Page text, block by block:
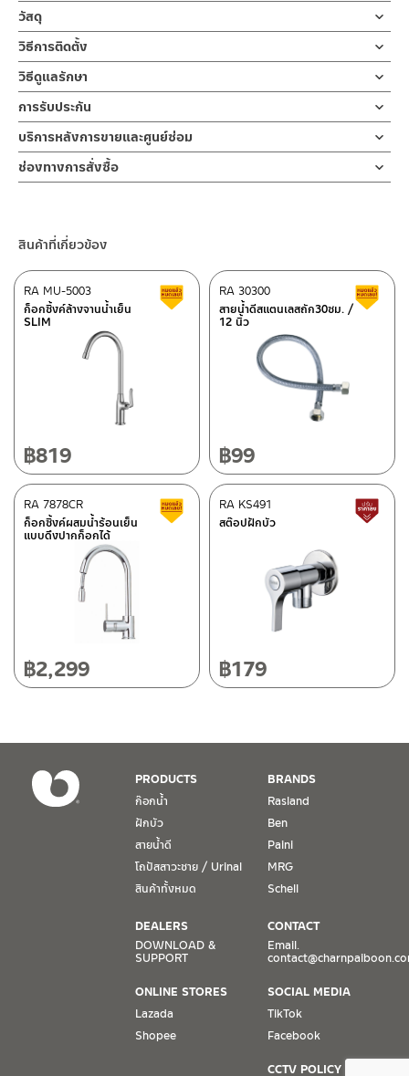
ก๊อกสำหรับอ่างซิงค์ ผลิตจากแสตนเลส 304 MATT BLACK / ดำ
ด้าน สีเท่ดีไซน์สวย รูปแบบคอสปริงคอก๊อกแบบงวงยาว
สวิงซ้าย-ขวาได้ มือจับเปิด-ปิดแบบโยกหน้าหลัง กดปุ่มเปลี่ยนน้ำได้ 2
ระบบ สเปรย์และอ่อนนุ่ม
รองรับการใช้งานสะดวกต่อการใช้งานในห้องครัว สามารถติดตั้งกับ
อ่างซิงค์มารตราฐานทั่วไป
รับประกันไส้วาล์วไม่รั่วซึม 10 ปี| RA BLACK-PREME
ดึงปากก๊อกได้ 40 ซม สามารถใช้ได้ทั้งระบบสเปรย์ฉีดล้าง และระบบอ่อน
นุ่ม ตัวล็อคแบบEasy Lock
วัสดุ
ผลิตจากแสตนเลส 304
หัวก๊อก ABS
วิธีการติดตั้ง
ข้อแนะนำในการติดตั้ง
ฝักบัว และ ชุดสายฉีดชำระ
สำหรับการติดตั้งใหม่ ให้ไล่ฝุ่น เศษทราย เศษท่อ ออกจากท่อน้ำก่อนติด
ตั้งสินค้า โดยปล่อยน้ำให้ไหลออกจากท่อนาน 1 นาที
เพื่อให้แรงน้ำพัดพาเศษละอองต่างๆ ออกจากท่อน้ำ มิเช่นนั้นสิ่งสกปรก
จะเข้าไปภายในสินค้าและสร้างความเสียหายได้
หากตรวจพบเศษละอองต่างๆในสินค้า จะไม่อยู่ในเงื่อนไขการรับประกัน
วิธีดูแลรักษา
คำแนะนำในการดูแลรักษาผลิตภัณฑ์
1. ไม่ทำสินค้าให้เกิดความเสียหายอื่น ๆ นอกจากการใช้งานปกติ เช่นไม่
ทำตก ไม่งัดหรือโยกสินค้าแรงๆ
2. ทำความสะอาดสินค้าโดยการใช้ผ้านุ่มๆชุบน้ำหมาดๆแล้วเช็ดให้แห้ง
3. ห้ามใช้สารเคมีที่มีฤทธิ์เป็นกรด ในการทำความสะอาด เนื่องจากผิว
บนตัวสินค้า ซึ่งจะสร้างความเสียหายให้เกิดขึ้นกับผิวของสินค้าได้
การรับประกัน
รับประกันไส้วาล์ว ไม่รั่วซึม 10 ปี
บริการหลังการขายและศูนย์ซ่อม
ช่องทางออนไลน์
– Email: contact@charnpaiboon.com
662/61-62 ถนน พระราม3 แขวงบางโพงพาง เขตยานนาวา กรุงเทพฯ
โทร: 02-358-0080 / 080-075-8668 / 091-545-0556
ศูนย์บริการและอะไหล่ เชียงใหม่
118/33 โครงการอรสิริน ม.8 ต.สันปูเลย อ.ดอยสะเก็ด เชียงใหม่
โทร: 080-075-2626
วันจันทร์ – วันศุกร์ เวลา 8:30-17:30 น.
วันเสาร์ เวลา 8:30-15:00 น.
1. การรับประกัน จะต้องมีหลักฐานการซื้อ หรือ ใบเสร็จ โดยทางบริษัทฯ
ขอตรวจสอบโดยนับวันซื้อขายเป็นสำคัญ ทางบริษัทฯ ไม่สามารถให้
เงื่อนไขการรับประกันสินค้าได้ หากไม่มีเอกสารดังกล่าว
2. การรับประกันสินค้า จะรับประกันฉพาะสินค้าที่อยู่ในสภาพการใช้งาน
ปกติ หากมีตำหนิ ชำรุด ร้าว ตกพื้น หรือสภาพภายนอกอยู่ในสภาพที่ใช้
3. การรับประกันสินค้า จะรับประกันเฉพาะชิ้นส่วนที่แจ้ง เช่น ก๊อกน้ำ จะ
รับประกันเฉพาะวาล์วก๊อกน้ำไม่รั่วซึม ดังนั้นการรับประกันจะเป็นการ
เปลี่ยนเฉพาะชิ้นส่วนที่รับประกันนั้นๆ
4. ในกรณีที่ทางบริษัทฯ ต้องชดเชยสินค้าชิ้นใหม่ให้ลูกค้า ทางบริษัทฯ จะ
ไม่ได้จัดหาช่างในการติดตั้งใหม่ หรือจัดหาช่างในการรื้อถอนสินค้าที่เสีย
หายให้กับลูกค้า หากมีวัสดุอุปกรณ์ที่เกี่ยวเนื่องกับสินค้าของบริษัทฯ ที่มี
ช่องทางการสั่งซื้อ
– Shopee
–Lazada
–ซื้อสินค้าชิ้นนี้บน Shopee>> คลิกที่นี่<<
–ซื้อสินค้าชิ้นนี้บน Lazada คลิกที่นี่<<
ติดต่อพนักงานขาย / Contact Sales Staff
@charnpaiboon.sales
ติดต่อ ชาญไพบูลย์ / Contact Us
สินค้าที่เกี่ยวข้อง
ก็อกซิ้งค์ล้างจานน้ำเย็น
SLIM
RA MU-5003 สินค้าลดราคา เคลียร์สต็อก
฿819
สายน้ำดีสแตนเลสถัก30ซม. /
12 นิ้ว
RA 30300
฿99
ก็อกซิ้งค์ผสมน้ำร้อนเย็น
แบบดึงปากก็อกได้
RA 7878CR สินค้าลดราคา เคลียร์สต็อก
฿2,299
สต๊อปฝักบัว
RA KS491
฿179
PRODUCTS
ก๊อกน้ำ
ฝักบัว
สายน้ำดี
โถปัสสาวะชาย / Urinal
สินค้าทั้งหมด
BRANDS
Rasland
Ben
Paini
MRG
Schell
DEALERS
DOWNLOAD &
SUPPORT
ONLINE STORES
Lazada
Shopee
CONTACT
Email.
SOCIAL MEDIA
TikTok
Facebook
CCTV POLICY